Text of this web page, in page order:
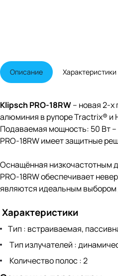
Описание Характеристики
Klipsch PRO-18RW– новая 2-
алюминия в рупоре Tractrix® и
Подаваемая мощность: 50 Вт
PRO-18RW имеет защитные
Оснащённая низкочастотным
PRO-18RW обеспечивает
являются идеальным выбором
Характеристики
Тип : встраиваемая,
Тип излучателей :
Количество полос : 2